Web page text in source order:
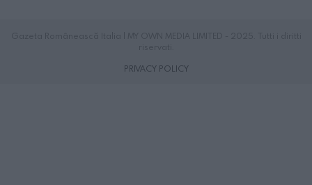
PRIVACY POLICY